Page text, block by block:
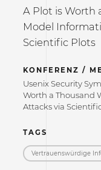
A Plot is Worth
Model
Scientific Plots
KONFERENZ /
Usenix Security
Worth a Thousand
Attacks via
TAGS
Vertrauenswürdige